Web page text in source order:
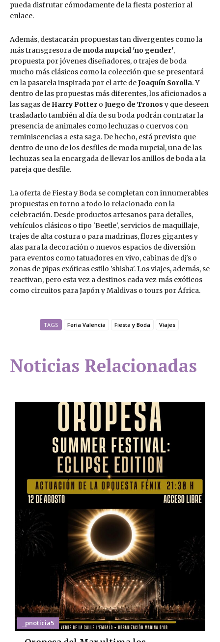
pueda disfrutar cómodamente de la fiesta posterior al
enlace.
Además, destacarán propuestas tan divergentes como la
más transgresora de moda nupcial 'no gender',
propuesta por jóvenes diseñadores, o trajes de boda
mucho más clásicos como la colección que se presentará
en la pasarela inspirada por el arte deJoaquín Sorolla. Y
dentro de las propuestas más diferentes, los aficionados a
las sagas de Harry Potter o Juego de Tronosy que deseen
trasladarlo también al día de su boda podrán contratar la
presencia de animales como lechuzas o cuervos con
reminiscencias a esta saga. De hecho, está previsto que
dentro de uno de los desfiles de moda nupcial, una de las
lechuzas sea la encargada de llevar los anillos de boda a la
pareja que desfile.
La oferta de Fiesta y Boda se completan con innumerables
propuestas en torno a todo lo relacionado con la
celebración. Desde productos artesanos para detalles,
vehículos clásicos o tipo 'Beetle', servicios de maquillaje,
trajes de alta costura o para madrinas, flores gigantes y
alas para la decoración o nuevos espacios de diversión
para eventos como tatuadores en vivo, cabinas de dj's o
zonas de pipas exóticas estilo 'shisha'. Los viajes, además, se
reactivan, pero esta vez a destinos cada vez más exóticos
como circuitos para Japón y Maldivas o tours por África.
TAGS Feria Valencia Fiesta y Boda Viajes
Noticias Relacionadas
_pnoticia5